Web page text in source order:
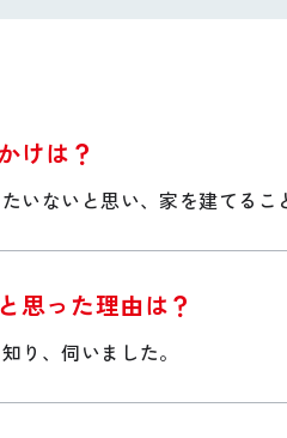
けは？
いないと思い、家を建てるこ
思った理由は？
り、伺いました。